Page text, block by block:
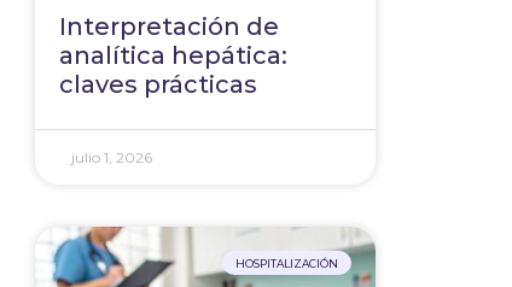
Interpretación de
analítica hepática:
claves prácticas
julio 1, 2026
HOSPITALIZACIÓN